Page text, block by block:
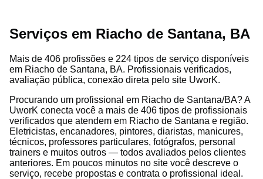
Serviços em Riacho de Santana, BA
Mais de 406 profissões e 224 tipos de serviço disponíveis
em Riacho de Santana, BA. Profissionais verificados,
avaliação pública, conexão direta pelo site UworK.
Procurando um profissional em Riacho de Santana/BA? A
UworK conecta você a mais de 406 tipos de profissionais
verificados que atendem em Riacho de Santana e região.
Eletricistas, encanadores, pintores, diaristas, manicures,
técnicos, professores particulares, fotógrafos, personal
trainers e muitos outros — todos avaliados pelos clientes
anteriores. Em poucos minutos no site você descreve o
serviço, recebe propostas e contrata o profissional ideal.